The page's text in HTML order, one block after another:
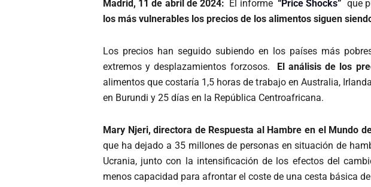
Madrid, 11 de abril de 2024: El informe “Price Shocks” que
los más vulnerables los precios de los alimentos siguen
Los precios han seguido subiendo en los países más
extremos y desplazamientos forzosos.
El análisis de los
alimentos que costaría 1,5 horas de trabajo en Australia,
en Burundi y 25 días en la República Centroafricana.
Mary Njeri, directora de Respuesta al Hambre en el Mundo
que ha dejado a 35 millones de personas en situación de
Ucrania, junto con la intensificación de los efectos del
menos capacidad para afrontar el coste de una cesta básica